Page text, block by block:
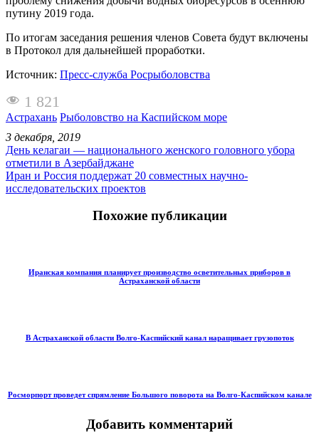
путину 2019 года.
По итогам заседания решения членов Совета будут включены
в Протокол для дальнейшей проработки.
Источник: Пресс-служба Росрыболовства
1 821
Астрахань Рыболовство на Каспийском море
3 декабря, 2019
День келагаи — национального женского головного убора
отметили в Азербайджане
Иран и Россия поддержат 20 совместных научно-
исследовательских проектов
Похожие публикации
Иранская компания планирует производство осветительных приборов в
Астраханской области
В Астраханской области Волго-Каспийский канал наращивает грузопоток
Росморпорт проведет спрямление Большого поворота на Волго-Каспийском канале
Добавить комментарий